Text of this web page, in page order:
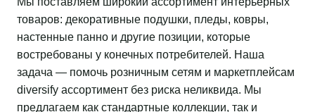
товаров: декоративные подушки, пледы, ковры,
настенные панно и другие позиции, которые
востребованы у конечных потребителей. Наша
задача — помочь розничным сетям и маркетплейсам
diversify ассортимент без риска неликвида. Мы
предлагаем как стандартные коллекции, так и